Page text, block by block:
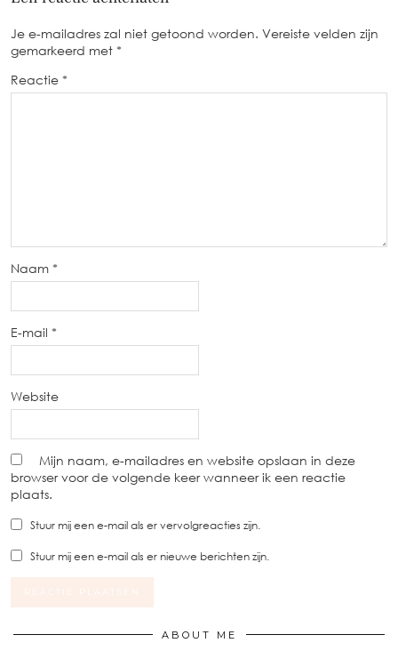
Je e-mailadres zal niet getoond worden. Vereiste velden zijn
gemarkeerd met *
Reactie *
Naam *
E-mail *
Website
Mijn naam, e-mailadres en website opslaan in deze
browser voor de volgende keer wanneer ik een reactie
plaats.
Stuur mij een e-mail als er vervolgreacties zijn.
Stuur mij een e-mail als er nieuwe berichten zijn.
ABOUT ME